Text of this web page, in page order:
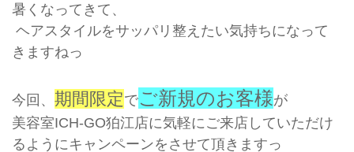
暑くなってきて、
ヘアスタイルをサッパリ整えたい気持ちになって
きますねっ
今回、 期間限定でご新規のお客様が
美容室ICH-GO狛江店に気軽にご来店していただけ
るようにキャンペーンをさせて頂きますっ